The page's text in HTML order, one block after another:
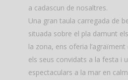
a cadascun de nosaltres.
Una gran taula carregada de
situada sobre el pla damunt
la zona, ens oferia l’agraïment
els seus convidats a la festa i
espectaculars a la mar en